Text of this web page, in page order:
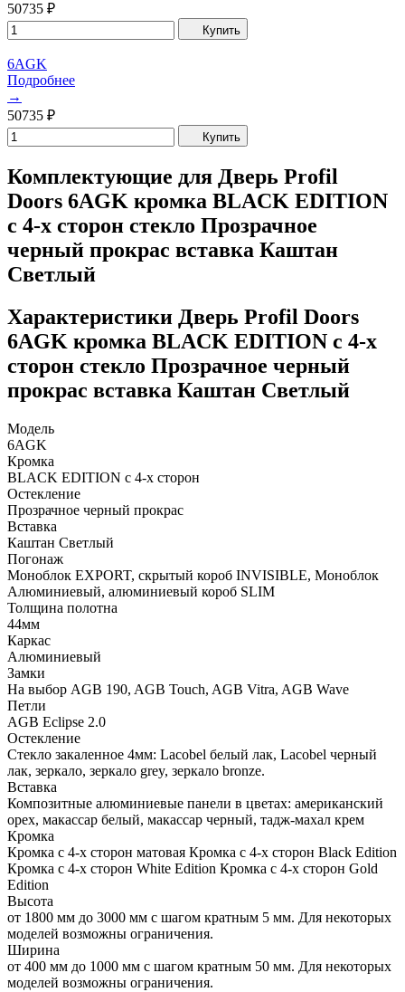
50735 ₽
Купить
6AGK
Подробнее
→
50735 ₽
Купить
Комплектующие для Дверь Profil
Doors 6AGK кромка BLACK EDITION
с 4-х сторон стекло Прозрачное
черный прокрас вставка Каштан
Светлый
Характеристики Дверь Profil Doors
6AGK кромка BLACK EDITION с 4-х
сторон стекло Прозрачное черный
прокрас вставка Каштан Светлый
Модель
6AGK
Кромка
BLACK EDITION с 4-х сторон
Остекление
Прозрачное черный прокрас
Вставка
Каштан Светлый
Погонаж
Моноблок EXPORT, скрытый короб INVISIBLE, Моноблок
Алюминиевый, алюминиевый короб SLIM
Толщина полотна
44мм
Каркас
Алюминиевый
Замки
На выбор AGB 190, AGB Touch, AGB Vitra, AGB Wave
Петли
AGB Eclipse 2.0
Остекление
Стекло закаленное 4мм: Lacobel белый лак, Lacobel черный
лак, зеркало, зеркало grey, зеркало bronze.
Вставка
Композитные алюминиевые панели в цветах: американский
орех, макассар белый, макассар черный, тадж-махал крем
Кромка
Кромка с 4-х сторон матовая Кромка с 4-х сторон Black Edition
Кромка с 4-х сторон White Edition Кромка с 4-х сторон Gold
Edition
Высота
от 1800 мм до 3000 мм с шагом кратным 5 мм. Для некоторых
моделей возможны ограничения.
Ширина
от 400 мм до 1000 мм с шагом кратным 50 мм. Для некоторых
моделей возможны ограничения.